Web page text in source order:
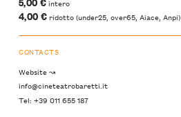
intero
4,00 €ridotto (under25, over65, Aiace, Anpi)
CONTACTS
Website ↝
info@cineteatrobaretti.it
Tel: +39 011 655 187